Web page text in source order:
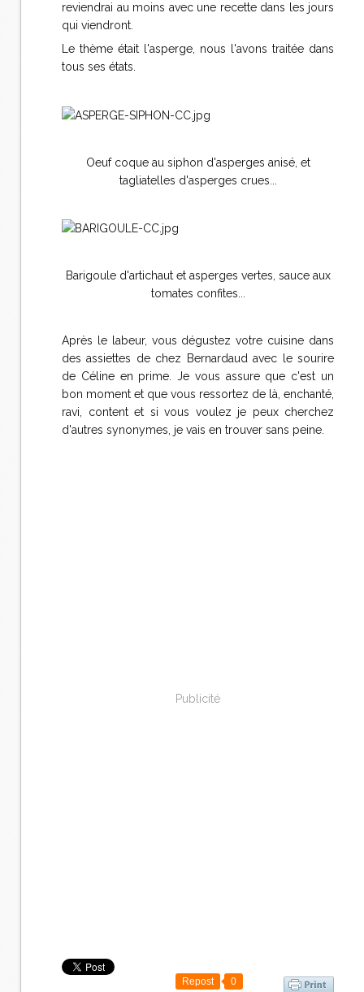
reviendrai au moins avec une recette dans les jours
qui viendront.
Le thème était l'asperge, nous l'avons traitée dans
tous ses états.
Oeuf coque au siphon d'asperges anisé, et
tagliatelles d'asperges crues...
Barigoule d'artichaut et asperges vertes, sauce aux
tomates confites...
Après le labeur, vous dégustez votre cuisine dans
des assiettes de chez Bernardaud avec le sourire
de Céline en prime. Je vous assure que c'est un
bon moment et que vous ressortez de là, enchanté,
ravi, content et si vous voulez je peux cherchez
d'autres synonymes, je vais en trouver sans peine.
Publicité
Repost 0